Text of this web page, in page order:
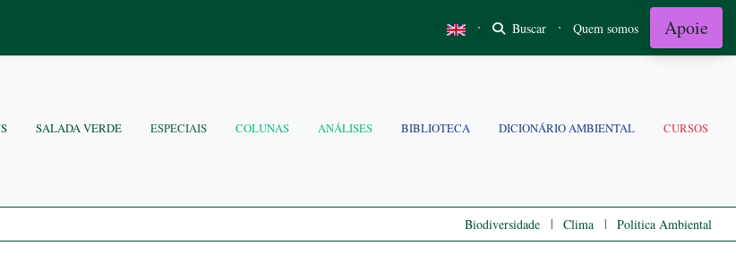
· Buscar · Quem somos Apoie
SALADA VERDE ESPECIAIS COLUNAS ANÁLISES BIBLIOTECA DICIONÁRIO AMBIENTAL CURSOS
Biodiversidade | Clima | Politica Ambiental